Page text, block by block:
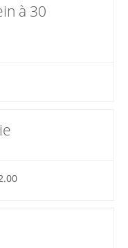
à 30